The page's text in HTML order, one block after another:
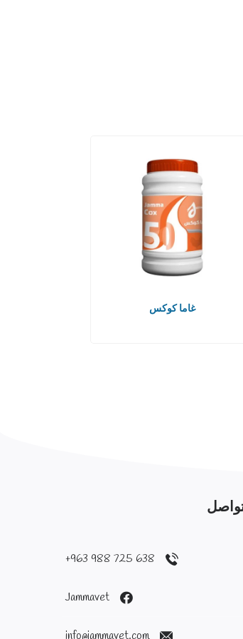
غاما كوكس
638 725 988 963+
Jammavet
info@jammavet.com